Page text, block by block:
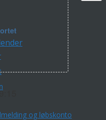
og løbskonto